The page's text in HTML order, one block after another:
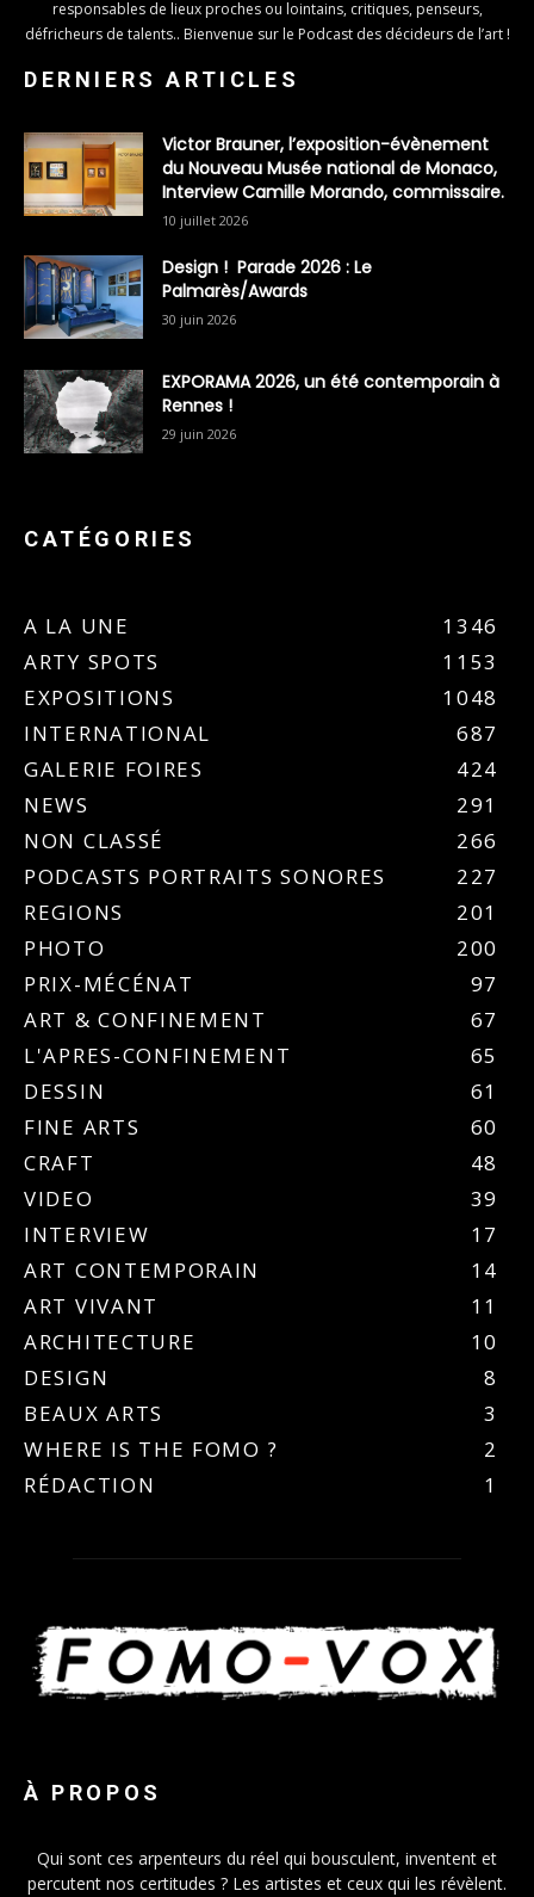
responsables de lieux proches ou lointains, critiques, penseurs,
défricheurs de talents.. Bienvenue sur le Podcast des décideurs de l’art !
DERNIERS ARTICLES
Victor Brauner, l’exposition-évènement
du Nouveau Musée national de Monaco,
Interview Camille Morando, commissaire.
10 juillet 2026
Design ! Parade 2026 : Le
Palmarès/Awards
30 juin 2026
EXPORAMA 2026, un été contemporain à
Rennes !
29 juin 2026
CATÉGORIES
A LA UNE
1346
ARTY SPOTS
1153
EXPOSITIONS
1048
INTERNATIONAL
687
GALERIE FOIRES
424
NEWS
291
NON CLASSÉ
266
PODCASTS PORTRAITS SONORES
227
REGIONS
201
PHOTO
200
PRIX-MÉCÉNAT
97
ART & CONFINEMENT
67
L'APRES-CONFINEMENT
65
DESSIN
61
FINE ARTS
60
CRAFT
48
VIDEO
39
INTERVIEW
17
ART CONTEMPORAIN
14
ART VIVANT
11
ARCHITECTURE
10
DESIGN
8
BEAUX ARTS
3
WHERE IS THE FOMO ?
2
RÉDACTION
1
À PROPOS
Qui sont ces arpenteurs du réel qui bousculent, inventent et
percutent nos certitudes ? Les artistes et ceux qui les révèlent.